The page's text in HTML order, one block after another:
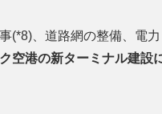
(*8)、道路網の整備、電
空港の新ターミナル建